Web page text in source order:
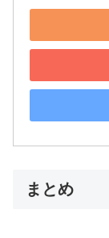
まとめ